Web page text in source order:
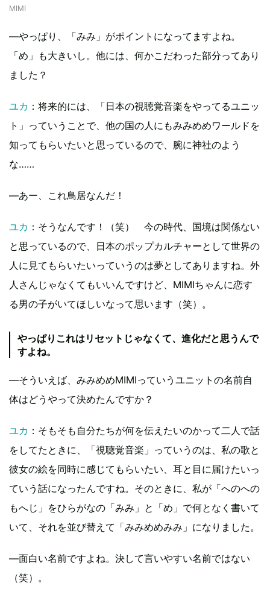
MIMI
―やっぱり、「みみ」がポイントになってますよね。
「め」も大きいし。他には、何かこだわった部分ってあり
ました？
ユカ ：将来的には、「日本の視聴覚音楽をやってるユニッ
ト」っていうことで、他の国の人にもみみめめワールドを
知ってもらいたいと思っているので、腕に神社のよう
な……
―あー、これ鳥居なんだ！
ユカ ：そうなんです！（笑） 今の時代、国境は関係ない
と思っているので、日本のポップカルチャーとして世界の
人に見てもらいたいっていうのは夢としてありますね。外
人さんじゃなくてもいいんですけど、MIMIちゃんに恋す
る男の子がいてほしいなって思います（笑）。
やっぱりこれはリセットじゃなくて、進化だと思うんで
すよね。
―そういえば、みみめめMIMIっていうユニットの名前自
体はどうやって決めたんですか？
ユカ ：そもそも自分たちが何を伝えたいのかって二人で話
をしてたときに、「視聴覚音楽」っていうのは、私の歌と
彼女の絵を同時に感じてもらいたい、耳と目に届けたいっ
ていう話になったんですね。そのときに、私が「へのへの
もへじ」をひらがなの「みみ」と「め」で何となく書いて
いて、それを並び替えて「みみめめみみ」になりました。
―面白い名前ですよね。決して言いやすい名前ではない
（笑）。